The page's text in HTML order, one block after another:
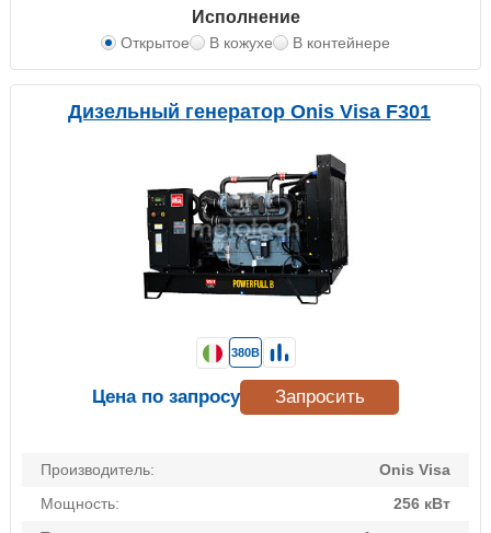
Исполнение
Открытое В кожухе В контейнере
Дизельный генератор Onis Visa F301
Производитель:
Onis Visa
Мощность:
256 кВт
380В
Цена по запросу Запросить